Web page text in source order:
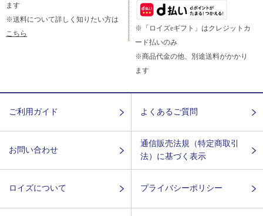
ます
※送料について詳しく知りたい方は
こちら
※「ロイズeギフト」はクレジットカ
ード払いのみ
※商品代金の他、別途送料がかかり
ます
ご利用ガイド よくあるご質問
お問い合わせ
通信販売法規（特定商取引
法）に基づく表示
ロイズについて プライバシーポリシー